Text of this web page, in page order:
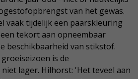
van het gewas.
vaak tijdelijk een paarskleuring
tekort aan opneembaar
beschikbaarheid van stikstof.
is de
lager. Hilhorst: 'Het teveel aan